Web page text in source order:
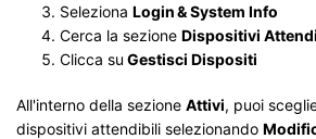
Seleziona Login & System Info
Cerca la sezione Dispositivi
Clicca su Gestisci Dispositi
All'interno della sezione Attivi, puoi
dispositivi attendibili selezionando